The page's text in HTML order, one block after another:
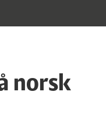
norsk